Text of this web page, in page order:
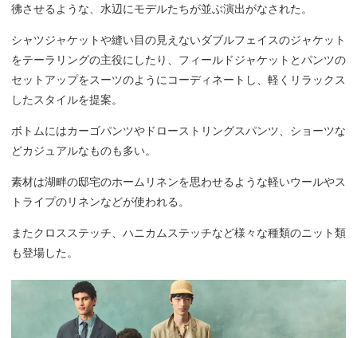
彿させるような、水辺にモデルたちが並ぶ演出がなされた。
シャツジャケットや縫い目の見えないダブルフェイスのジャケット
をテーラリングの主役にしたり、フィールドジャケットとパンツの
セットアップをスーツのようにコーディネートし、軽くリラックス
したスタイルを提案。
ボトムにはカーゴパンツやドローストリングスパンツ、ショーツな
どカジュアルなものも多い。
素材は湖畔の邸宅のホームリネンを思わせるような軽いウールやス
トライプのリネンなどが使われる。
またクロスステッチ、ハニカムステッチなど様々な種類のニット類
も登場した。